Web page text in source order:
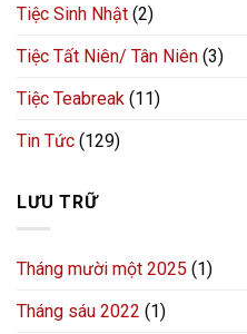
Tiệc Sinh Nhật (2)
Tiệc Tất Niên/ Tân Niên (3)
Tiệc Teabreak (11)
Tin Tức (129)
LƯU TRỮ
Tháng mười một 2025 (1)
Tháng sáu 2022 (1)